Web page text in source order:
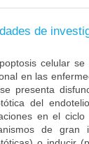
de
celular
en las
presenta
del
en el
de gran